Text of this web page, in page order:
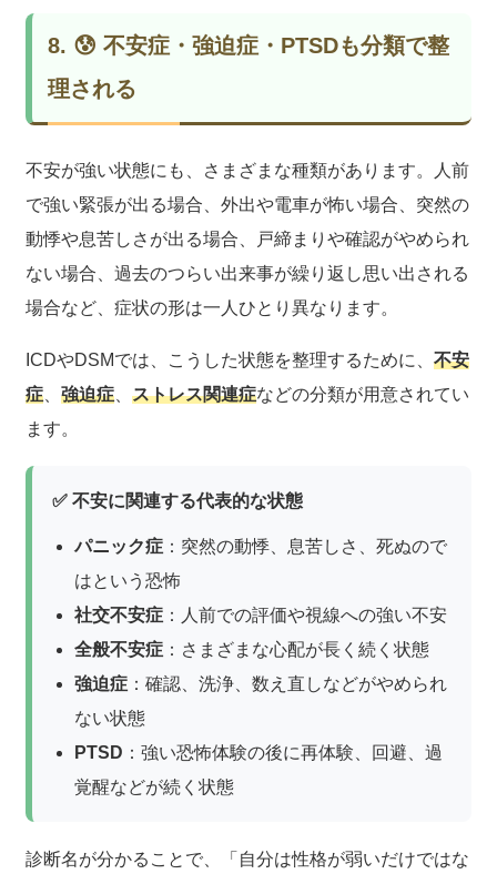
8. 😰 不安症・強迫症・PTSDも分類で整
理される
不安が強い状態にも、さまざまな種類があります。人前
で強い緊張が出る場合、外出や電車が怖い場合、突然の
動悸や息苦しさが出る場合、戸締まりや確認がやめられ
ない場合、過去のつらい出来事が繰り返し思い出される
場合など、症状の形は一人ひとり異なります。
ICDやDSMでは、こうした状態を整理するために、不安
症 、強迫症 、ストレス関連症などの分類が用意されてい
ます。
✅ 不安に関連する代表的な状態
パニック症 ：突然の動悸、息苦しさ、死ぬので
はという恐怖
社交不安症 ：人前での評価や視線への強い不安
全般不安症 ：さまざまな心配が長く続く状態
強迫症 ：確認、洗浄、数え直しなどがやめられ
ない状態
PTSD ：強い恐怖体験の後に再体験、回避、過
覚醒などが続く状態
診断名が分かることで、「自分は性格が弱いだけではな